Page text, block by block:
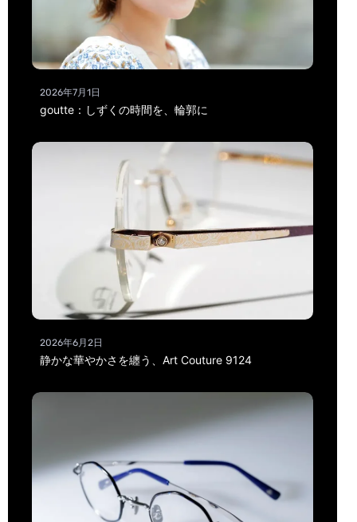
2026年7月1日
goutte：しずくの時間を、輪郭に
2026年6月2日
静かな華やかさを纏う、Art Couture 9124